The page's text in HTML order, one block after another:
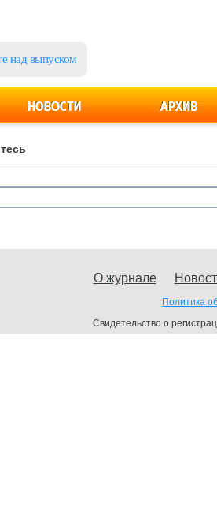
над выпуском
О журнале
Политика
Свидетельство о